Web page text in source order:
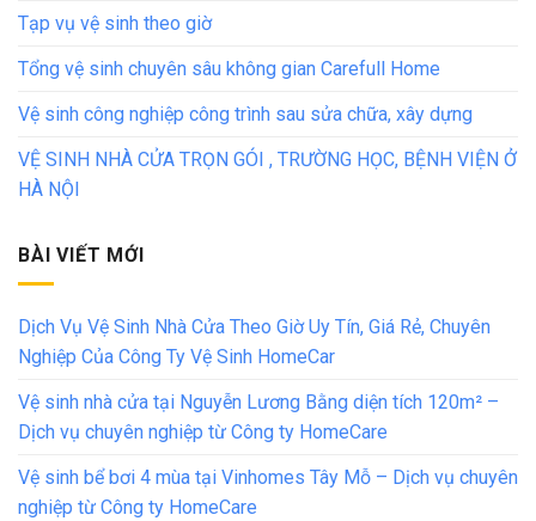
Tạp vụ vệ sinh theo giờ
Tổng vệ sinh chuyên sâu không gian Carefull Home
Vệ sinh công nghiệp công trình sau sửa chữa, xây dựng
VỆ SINH NHÀ CỬA TRỌN GÓI , TRƯỜNG HỌC, BỆNH VIỆN Ở
HÀ NỘI
BÀI VIẾT MỚI
Dịch Vụ Vệ Sinh Nhà Cửa Theo Giờ Uy Tín, Giá Rẻ, Chuyên
Nghiệp Của Công Ty Vệ Sinh HomeCar
Vệ sinh nhà cửa tại Nguyễn Lương Bằng diện tích 120m² –
Dịch vụ chuyên nghiệp từ Công ty HomeCare
Vệ sinh bể bơi 4 mùa tại Vinhomes Tây Mỗ – Dịch vụ chuyên
nghiệp từ Công ty HomeCare